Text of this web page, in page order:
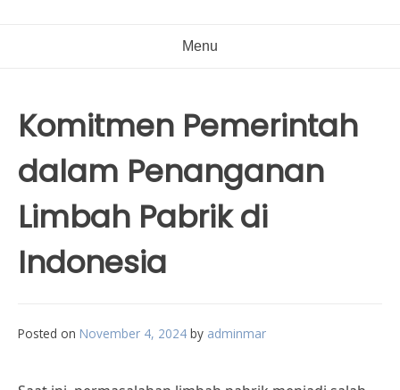
Menu
Komitmen Pemerintah
dalam Penanganan
Limbah Pabrik di
Indonesia
Posted on November 4, 2024 by adminmar